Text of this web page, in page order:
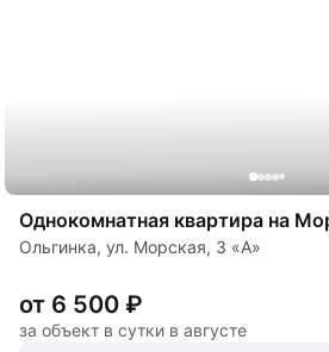
Однокомнатная квартира на
Ольгинка, ул. Морская, 3 «А»
от 6 500 ₽
за объект в сутки в августе